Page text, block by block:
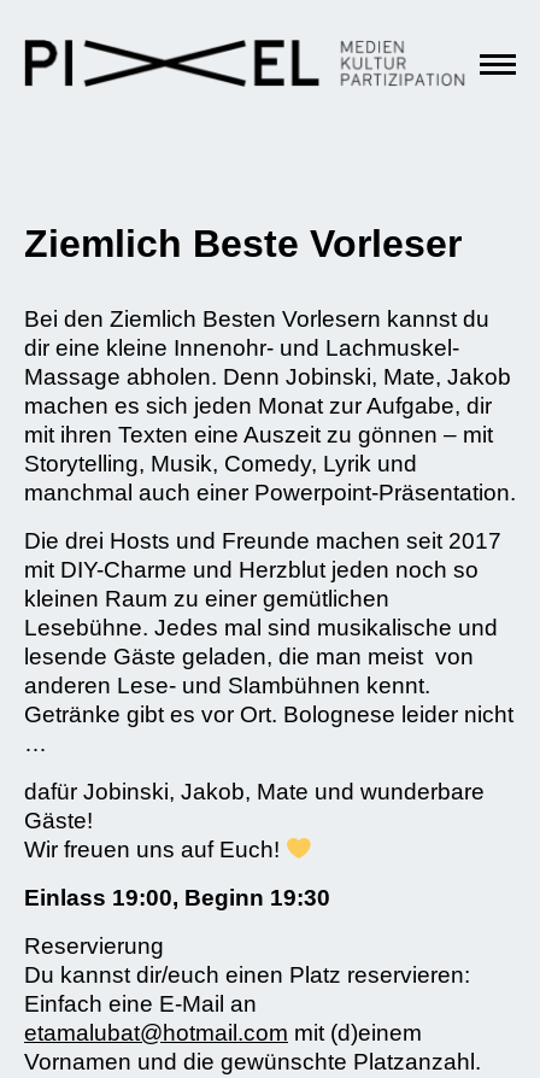
Ziemlich Beste Vorleser
Bei den Ziemlich Besten Vorlesern kannst du
dir eine kleine Innenohr- und Lachmuskel-
Massage abholen. Denn Jobinski, Mate, Jakob
machen es sich jeden Monat zur Aufgabe, dir
mit ihren Texten eine Auszeit zu gönnen – mit
Storytelling, Musik, Comedy, Lyrik und
manchmal auch einer Powerpoint-Präsentation.
Die drei Hosts und Freunde machen seit 2017
mit DIY-Charme und Herzblut jeden noch so
kleinen Raum zu einer gemütlichen
Lesebühne. Jedes mal sind musikalische und
lesende Gäste geladen, die man meist von
anderen Lese- und Slambühnen kennt.
Getränke gibt es vor Ort. Bolognese leider nicht
…
dafür Jobinski, Jakob, Mate und wunderbare
Gäste!
Wir freuen uns auf Euch!
Einlass 19:00, Beginn 19:30
Reservierung
Du kannst dir/euch einen Platz reservieren:
Einfach eine E-Mail an
etamalubat@hotmail.com mit (d)einem
Vornamen und die gewünschte Platzanzahl.